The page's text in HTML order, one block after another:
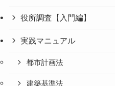
役所調査【入門編】
実践マニュアル
都市計画法
建築基準法